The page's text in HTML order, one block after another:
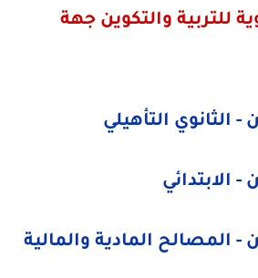
للتربية والتكوين جهة
الثانوي التأهيلي
الابتدائي
- المصالح المادية والمالية